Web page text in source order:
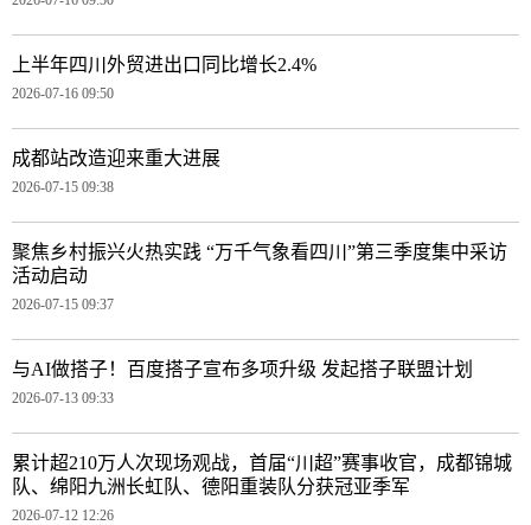
上半年四川外贸进出口同比增长2.4%
2026-07-16 09:50
成都站改造迎来重大进展
2026-07-15 09:38
聚焦乡村振兴火热实践 “万千气象看四川”第三季度集中采访
活动启动
2026-07-15 09:37
与AI做搭子！百度搭子宣布多项升级 发起搭子联盟计划
2026-07-13 09:33
累计超210万人次现场观战，首届“川超”赛事收官，成都锦城
队、绵阳九洲长虹队、德阳重装队分获冠亚季军
2026-07-12 12:26